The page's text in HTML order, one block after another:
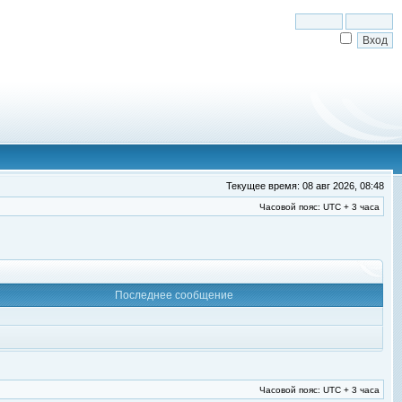
Текущее время: 08 авг 2026, 08:48
Часовой пояс: UTC + 3 часа
Последнее сообщение
Часовой пояс: UTC + 3 часа